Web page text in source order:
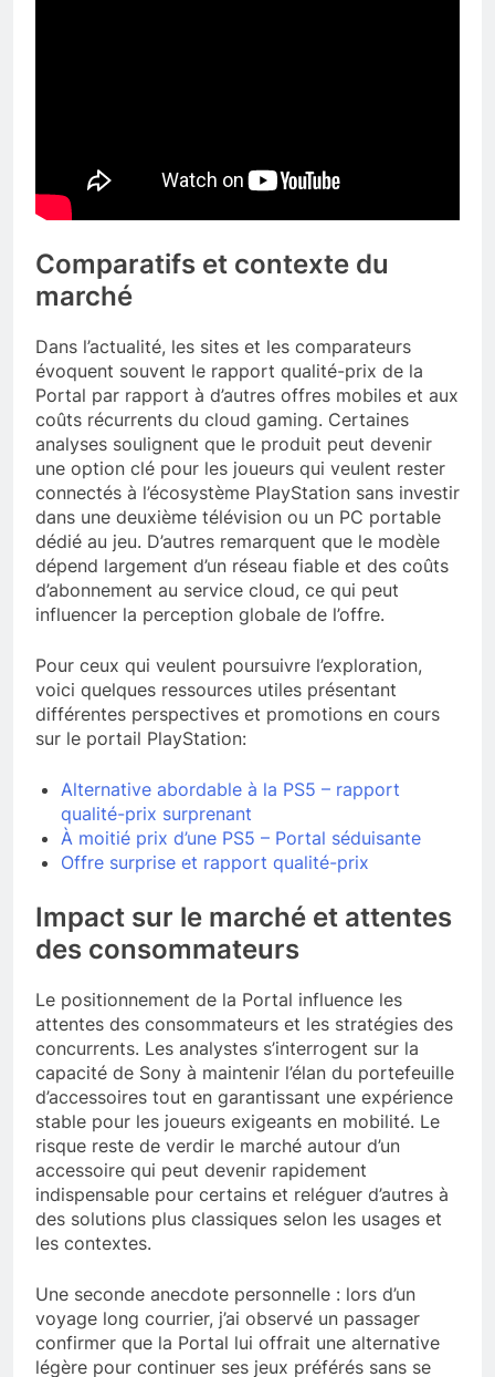
Comparatifs et contexte du
marché
Dans l’actualité, les sites et les comparateurs
évoquent souvent le rapport qualité-prix de la
Portal par rapport à d’autres offres mobiles et aux
coûts récurrents du cloud gaming. Certaines
analyses soulignent que le produit peut devenir
une option clé pour les joueurs qui veulent rester
connectés à l’écosystème PlayStation sans investir
dans une deuxième télévision ou un PC portable
dédié au jeu. D’autres remarquent que le modèle
dépend largement d’un réseau fiable et des coûts
d’abonnement au service cloud, ce qui peut
influencer la perception globale de l’offre.
Pour ceux qui veulent poursuivre l’exploration,
voici quelques ressources utiles présentant
différentes perspectives et promotions en cours
sur le portail PlayStation:
Alternative abordable à la PS5 – rapport
qualité-prix surprenant
À moitié prix d’une PS5 – Portal séduisante
Offre surprise et rapport qualité-prix
Impact sur le marché et attentes
des consommateurs
Le positionnement de la Portal influence les
attentes des consommateurs et les stratégies des
concurrents. Les analystes s’interrogent sur la
capacité de Sony à maintenir l’élan du portefeuille
d’accessoires tout en garantissant une expérience
stable pour les joueurs exigeants en mobilité. Le
risque reste de verdir le marché autour d’un
accessoire qui peut devenir rapidement
indispensable pour certains et reléguer d’autres à
des solutions plus classiques selon les usages et
les contextes.
Une seconde anecdote personnelle : lors d’un
voyage long courrier, j’ai observé un passager
confirmer que la Portal lui offrait une alternative
légère pour continuer ses jeux préférés sans se